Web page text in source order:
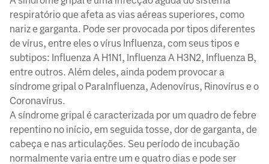
respiratório que afeta as vias aéreas superiores, como
nariz e garganta. Pode ser provocada por tipos diferentes
de vírus, entre eles o vírus Influenza, com seus tipos e
subtipos: Influenza A H1N1, Influenza A H3N2, Influenza B,
entre outros. Além deles, ainda podem provocar a
síndrome gripal o ParaInfluenza, Adenovírus, Rinovírus e o
Coronavírus.
A síndrome gripal é caracterizada por um quadro de febre
repentino no início, em seguida tosse, dor de garganta, de
cabeça e nas articulações. Seu período de incubação
normalmente varia entre um e quatro dias e pode ser